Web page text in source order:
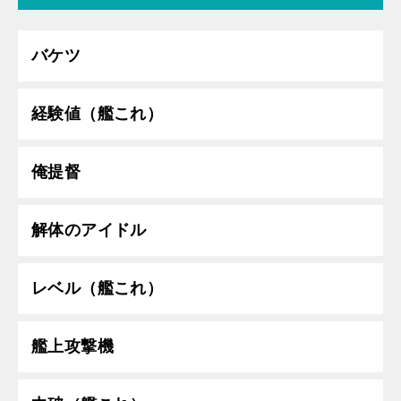
バケツ
経験値（艦これ）
俺提督
解体のアイドル
レベル（艦これ）
艦上攻撃機